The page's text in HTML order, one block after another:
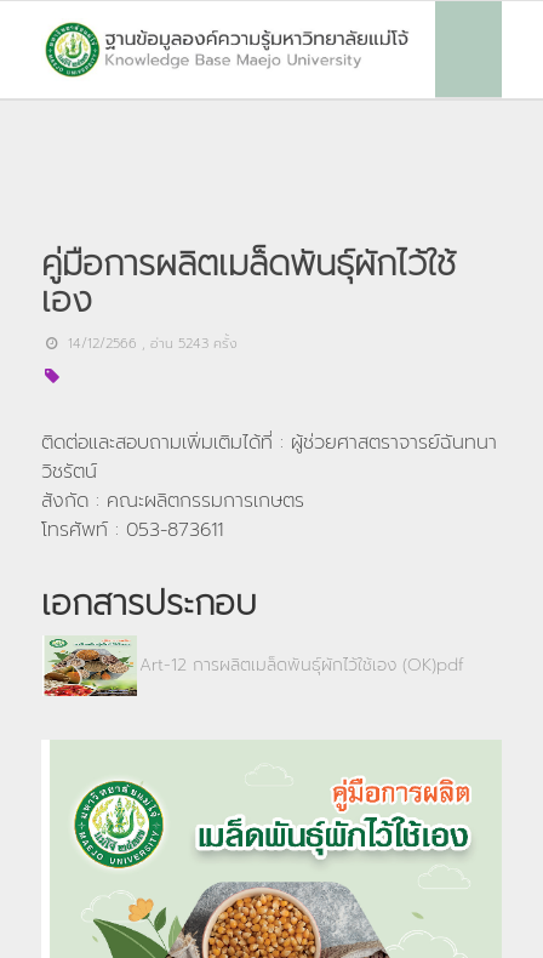
คู่มือการผลิตเมล็ดพันธุ์ผักไว้ใช้
เอง
14/12/2566 , อ่าน 5243ครั้ง
ติดต่อและสอบถามเพิ่มเติมได้ที่ : ผู้ช่วยศาสตราจารย์ฉันทนา
วิชรัตน์
สังกัด : คณะผลิตกรรมการเกษตร
โทรศัพท์ : 053-873611
เอกสารประกอบ
Art-12 การผลิตเมล็ดพันธุ์ผักไว้ใช้เอง (OK)pdf